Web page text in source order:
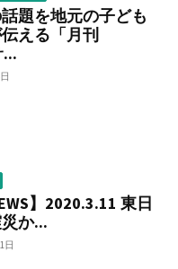
題を地元の子ども
える「月刊
】2020.3.11 東日
か...
日